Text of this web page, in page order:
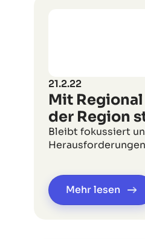
21.2.22
Mit
der Region
Bleibt fokussiert
Mehr lesen